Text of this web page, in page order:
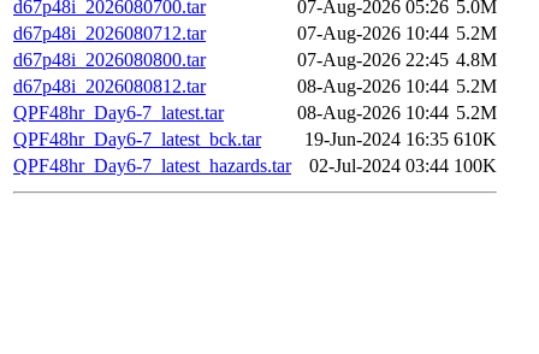
d67p48i_2026080700.tar
07-Aug-2026 05:26 5.0M
d67p48i_2026080712.tar
07-Aug-2026 10:44 5.2M
d67p48i_2026080800.tar
07-Aug-2026 22:45 4.8M
d67p48i_2026080812.tar
08-Aug-2026 10:44 5.2M
QPF48hr_Day6-7_latest.tar
08-Aug-2026 10:44 5.2M
QPF48hr_Day6-7_latest_bck.tar
19-Jun-2024 16:35 610K
QPF48hr_Day6-7_latest_hazards.tar
02-Jul-2024 03:44 100K